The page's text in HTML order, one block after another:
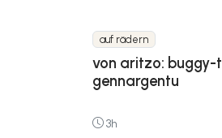
auf rädern
von aritzo:
gennargentu
3h